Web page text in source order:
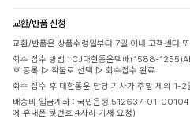
교환/반품 신청
교환/반품은 상품수령일부터 7일 이내 고객센터
회수 접수 방법 : CJ대한통운택배(1588-
호 등록 ▷ 착불로 선택 ▷ 회수접수 완료
회수 접수 후 대한통운 담당 기사가 주말 제외 1-2
배송비 입금계좌 : 국민은행 512637-01-
에 휴대폰 뒷번호 4자리 기재 요청)